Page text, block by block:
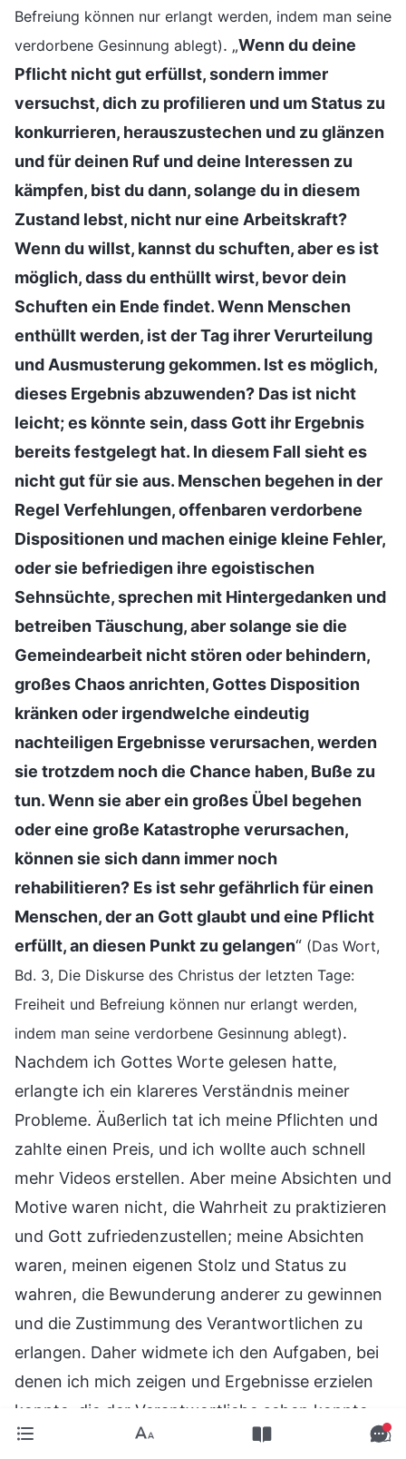
Befreiung können nur erlangt werden, indem man seine
verdorbene Gesinnung ablegt). „Wenn du deine
Pflicht nicht gut erfüllst, sondern immer
versuchst, dich zu profilieren und um Status zu
konkurrieren, herauszustechen und zu glänzen
und für deinen Ruf und deine Interessen zu
kämpfen, bist du dann, solange du in diesem
Zustand lebst, nicht nur eine Arbeitskraft?
Wenn du willst, kannst du schuften, aber es ist
möglich, dass du enthüllt wirst, bevor dein
Schuften ein Ende findet. Wenn Menschen
enthüllt werden, ist der Tag ihrer Verurteilung
und Ausmusterung gekommen. Ist es möglich,
dieses Ergebnis abzuwenden? Das ist nicht
leicht; es könnte sein, dass Gott ihr Ergebnis
bereits festgelegt hat. In diesem Fall sieht es
nicht gut für sie aus. Menschen begehen in der
Regel Verfehlungen, offenbaren verdorbene
Dispositionen und machen einige kleine Fehler,
oder sie befriedigen ihre egoistischen
Sehnsüchte, sprechen mit Hintergedanken und
betreiben Täuschung, aber solange sie die
Gemeindearbeit nicht stören oder behindern,
großes Chaos anrichten, Gottes Disposition
kränken oder irgendwelche eindeutig
nachteiligen Ergebnisse verursachen, werden
sie trotzdem noch die Chance haben, Buße zu
tun. Wenn sie aber ein großes Übel begehen
oder eine große Katastrophe verursachen,
können sie sich dann immer noch
rehabilitieren? Es ist sehr gefährlich für einen
Menschen, der an Gott glaubt und eine Pflicht
erfüllt, an diesen Punkt zu gelangen“ (Das Wort,
Bd. 3, Die Diskurse des Christus der letzten Tage:
Freiheit und Befreiung können nur erlangt werden,
indem man seine verdorbene Gesinnung ablegt).
Nachdem ich Gottes Worte gelesen hatte,
erlangte ich ein klareres Verständnis meiner
Probleme. Äußerlich tat ich meine Pflichten und
zahlte einen Preis, und ich wollte auch schnell
mehr Videos erstellen. Aber meine Absichten und
Motive waren nicht, die Wahrheit zu praktizieren
und Gott zufriedenzustellen; meine Absichten
waren, meinen eigenen Stolz und Status zu
wahren, die Bewunderung anderer zu gewinnen
und die Zustimmung des Verantwortlichen zu
erlangen. Daher widmete ich den Aufgaben, bei
denen ich mich zeigen und Ergebnisse erzielen
konnte, die der Verantwortliche sehen konnte,
viel Mühe. Wenn es jedoch um Aufgaben ging,